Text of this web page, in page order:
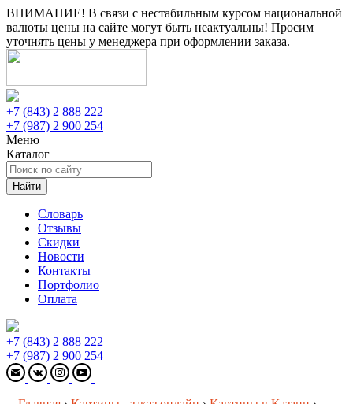
ВНИМАНИЕ! В связи с нестабильным курсом национальной
валюты цены на сайте могут быть неактуальны! Просим
уточнять цены у менеджера при оформлении заказа.
+7 (843) 2 888 222
+7 (987) 2 900 254
Меню
Каталог
Найти
Словарь
Отзывы
Скидки
Новости
Контакты
Портфолио
Оплата
+7 (843) 2 888 222
+7 (987) 2 900 254